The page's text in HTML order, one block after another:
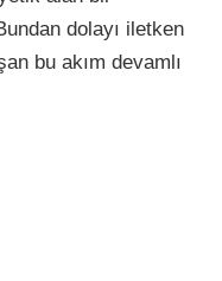
dolayı iletken
bu akım devamlı